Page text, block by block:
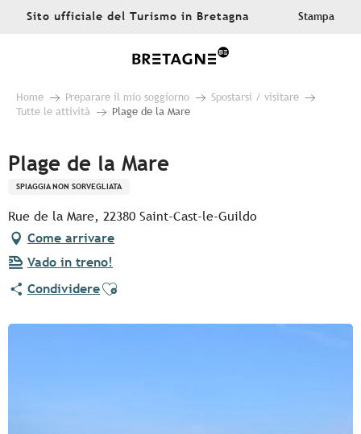
AllerSito ufficiale del Turismo in Bretagna Stampa
Home Preparare il mio soggiorno
Spostarsi / visitare
Tutte le attività
Plage de la Mare
Plage de la Mare
SPIAGGIA NON SORVEGLIATA
Rue de la Mare, 22380 Saint-Cast-le-Guildo
Come arrivare
Vado in treno!
CondividereAjouter aux favoris